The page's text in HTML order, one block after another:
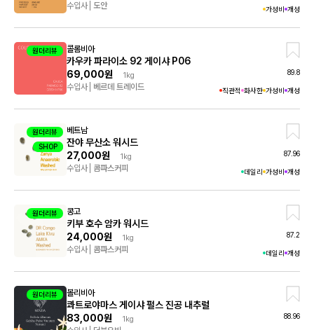
수입사 도안 가성비 개성
원더리뷰 콜롬비아
카우카 파라이소 92 게이샤 P06
69,000원
1kg
수입사 베르데 트레이드
89.8
직관적 화사한 가성비 개성
원더리뷰
샘플
SHOP
베트남
잔야 무산소 워시드
27,000원
1kg
수입사 콤파스커피
87.96
데일리 가성비 개성
원더리뷰 콩고
키부 호수 암카 워시드
24,000원
1kg
수입사 콤파스커피
87.2
데일리 개성
원더리뷰 볼리비아
콰트로야마스 게이샤 펄스 진공 내추럴
83,000원
1kg 88.96